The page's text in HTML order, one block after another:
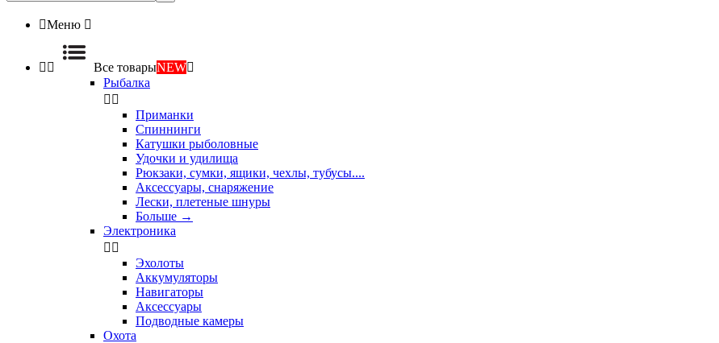
Меню 
  Все товарыNEW
Рыбалка
 
Приманки
Спиннинги
Катушки рыболовные
Удочки и удилища
Рюкзаки, сумки, ящики, чехлы, тубусы....
Аксессуары, снаряжение
Лески, плетеные шнуры
Больше →
Электроника
 
Эхолоты
Аккумуляторы
Навигаторы
Аксессуары
Подводные камеры
Охота